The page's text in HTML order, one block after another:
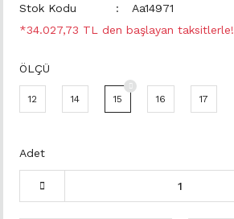
Stok Kodu
Aa14971
*34.027,73 TL den başlayan taksitlerle!
ÖLÇÜ
12 14 15 16 17
Adet